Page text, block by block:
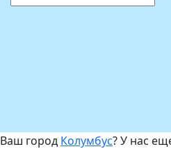
Ваш город Колумбус? У нас